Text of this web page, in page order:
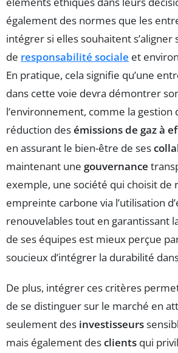
également des normes que les
intégrer si elles souhaitent
de responsabilité sociale et
En pratique, cela signifie qu’une
dans cette voie devra démontrer
l’environnement, comme la gestion
réduction desémissions de gaz à
en assurant le bien-être de ses
maintenant une gouvernance
exemple, une société qui choisit de
empreinte carbone via l’utilisation
renouvelables tout en garantissant
de ses équipes est mieux perçue
soucieux d’intégrer la durabilité
De plus, intégrer ces critères
de se distinguer sur le marché en
seulement des investisseurs
mais également desclients qui